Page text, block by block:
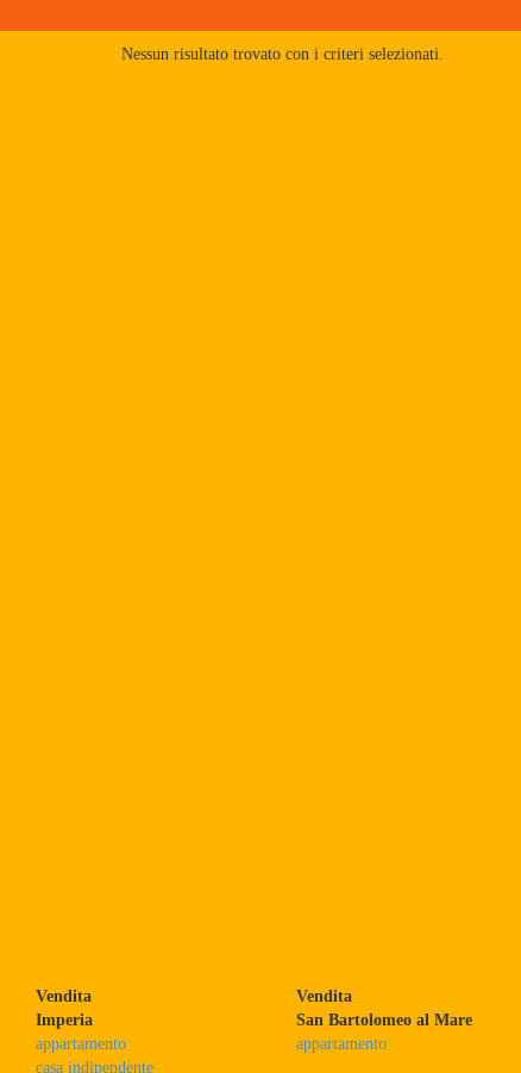
Nessun risultato trovato con i criteri selezionati.
Vendita
Imperia
appartamento
casa indipendente
Vendita
San Bartolomeo al Mare
appartamento